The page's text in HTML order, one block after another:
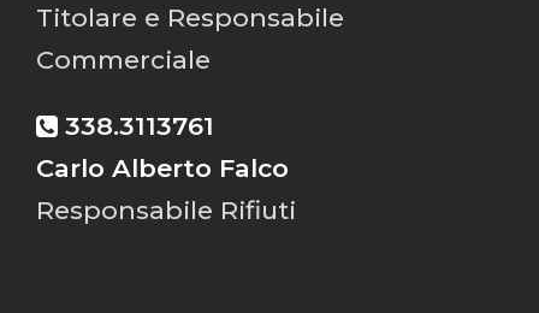
Titolare e Responsabile
Commerciale
338.3113761
Carlo Alberto Falco
Responsabile Rifiuti